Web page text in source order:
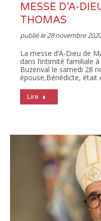
MESSE D’A-
THOMAS
publié le28 novembre 2020
La messe d’A-Dieu de
dans l’intimité familiale
Buzenval le samedi 28
épouse,Bénédicte,
Lire